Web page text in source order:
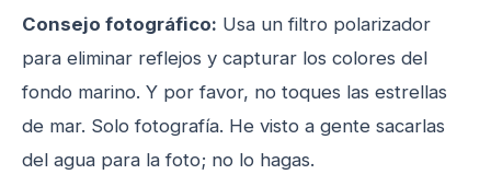
Consejo fotográfico: Usa un filtro polarizador
para eliminar reflejos y capturar los colores del
fondo marino. Y por favor, no toques las estrellas
de mar. Solo fotografía. He visto a gente sacarlas
del agua para la foto; no lo hagas.